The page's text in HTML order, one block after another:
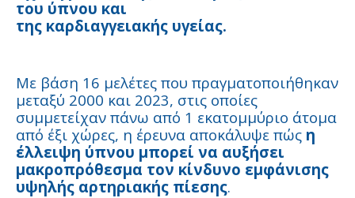
του ύπνου και
της καρδιαγγειακής υγείας.
Με βάση 16 μελέτες που πραγματοποιήθηκαν
μεταξύ 2000 και 2023, στις οποίες
συμμετείχαν πάνω από 1 εκατομμύριο άτομα
από έξι χώρες, η έρευνα αποκάλυψε πώς η
έλλειψη ύπνου μπορεί να αυξήσει
μακροπρόθεσμα τον κίνδυνο εμφάνισης
υψηλής αρτηριακής πίεσης.